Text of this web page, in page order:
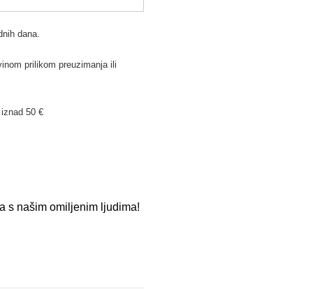
dana.
prilikom preuzimanja ili
50 €
s našim omiljenim ljudima!